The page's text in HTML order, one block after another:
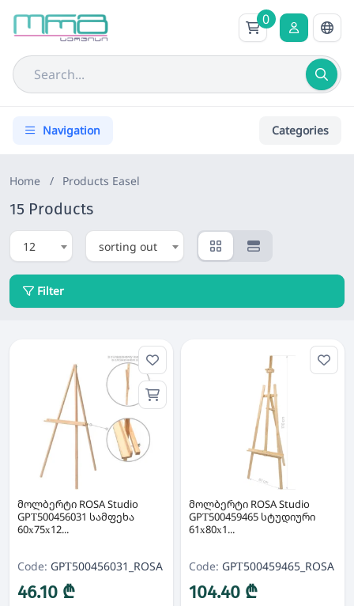
0
Navigation Categories
Home / Products Easel
15 Products
12 sorting out
Filter
მოლბერტი ROSA Studio
GPТ500456031 სამფეხა
60х75х12...
Code: GPТ500456031_ROSA
46.10 ₾
მოლბერტი ROSA Studio
GPТ500459465 სტუდიური
61х80х1...
Code: GPТ500459465_ROSA
104.40 ₾